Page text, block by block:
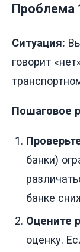
Проблема
Ситуация:
говорит
Пошаговое
банки)
банке
Оцените
оценку.